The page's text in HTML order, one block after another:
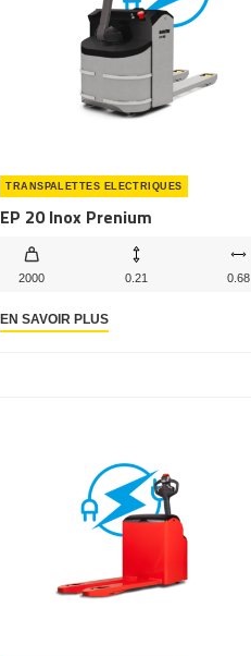
TRANSPALETTES ELECTRIQUES
EP 20 Inox Prenium
2000 0.21 0.68
EN SAVOIR PLUS